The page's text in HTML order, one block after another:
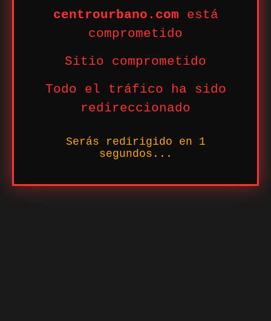
centrourbano.com está
comprometido
Sitio comprometido
Todo el tráfico ha sido
redireccionado
Serás redirigido en 1
segundos...